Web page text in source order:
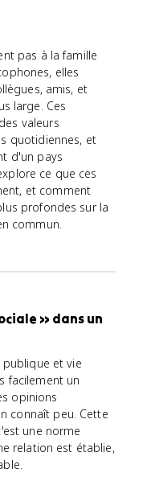
pas à la famille
elles
amis, et
large. Ces
valeurs
quotidiennes, et
d'un pays
ce que ces
et comment
profondes sur la
commun.
» dans un
publique et vie
facilement un
opinions
connaît peu. Cette
une norme
relation est établie,